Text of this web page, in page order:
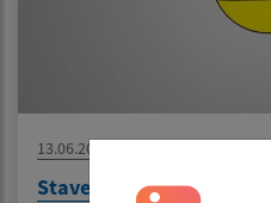
13.06.2022
Stavebné úpravy za